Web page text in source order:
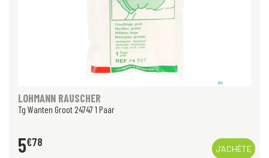
LOHMANN RAUSCHER
Tg Wanten Groot 24747 1 Paar
5€78
J’ACHÈTE